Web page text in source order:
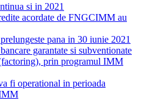
si in 2021
acordate de FNGCIMM au
pana in 30 iunie 2021
garantate si subventionate
prin programul IMM
fi operational in perioada